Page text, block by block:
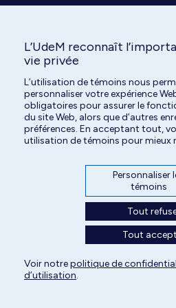
Tous droits réservés | Centre hospitalier
de Montréal |
Paramètres des témoins
L’UdeM reconnaît
vie privée
L’utilisation de témoins nous
personnaliser votre expérience
obligatoires pour assurer le
du site Web, alors que d’autres
préférences. En acceptant tout,
utilisation de témoins pour mieux
Personnaliser
témoins
Tout
Tout
Voir notrepolitique de
d’utilisation.